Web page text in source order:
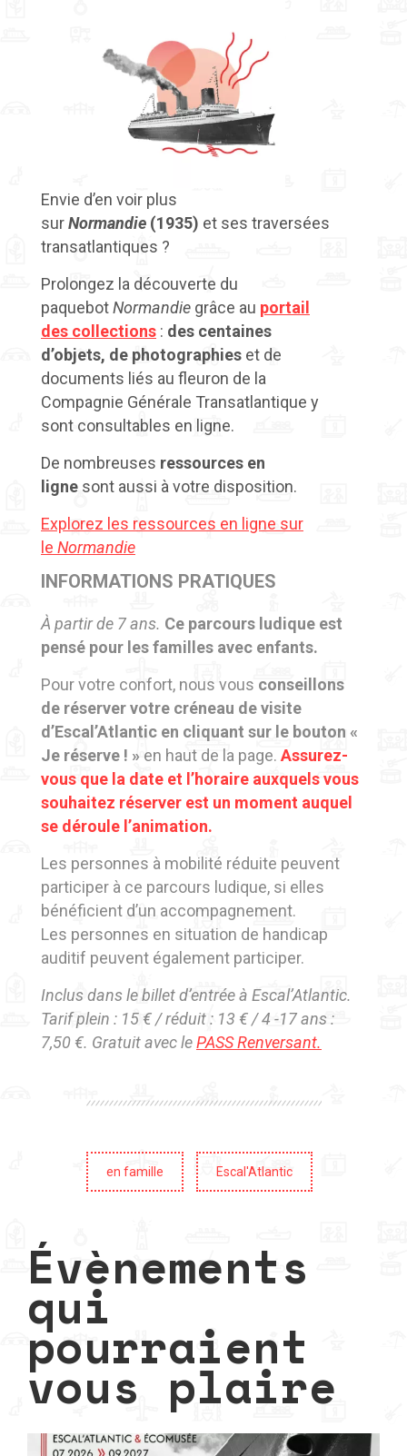
Envie d’en voir plus
surNormandie (1935) et ses traversées
transatlantiques ?
Prolongez la découverte du
paquebotNormandie grâce au portail
des collections : des centaines
d’objets, de photographies et de
documents liés au fleuron de la
Compagnie Générale Transatlantique y
sont consultables en ligne.
De nombreuses ressources en
ligne sont aussi à votre disposition.
Explorez les ressources en ligne sur
le Normandie
INFORMATIONS PRATIQUES
À partir de 7 ans. Ce parcours ludique est
pensé pour les familles avec enfants.
Pour votre confort, nous vous conseillons
de réserver votre créneau de visite
d’Escal’Atlantic en cliquant sur le bouton «
Je réserve ! » en haut de la page. Assurez-
vous que la date et l’horaire auxquels vous
souhaitez réserver est un moment auquel
se déroule l’animation.
Les personnes à mobilité réduite peuvent
participer à ce parcours ludique, si elles
bénéficient d’un accompagnement.
Les personnes en situation de handicap
auditif peuvent également participer.
Inclus dans le billet d’entrée à Escal’Atlantic.
Tarif plein : 15 € / réduit : 13 € / 4 -17 ans :
7,50 €. Gratuit avec lePASS Renversant.
en famille Escal'Atlantic
Évènements
qui
pourraient
vous plaire